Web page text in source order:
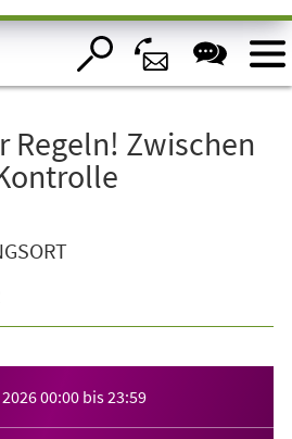
Regeln! Zwischen
00:00 bis23:59